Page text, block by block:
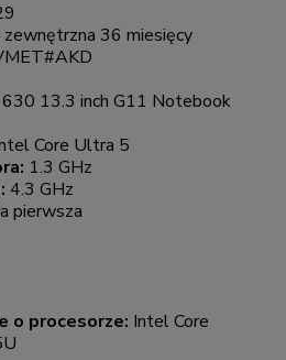
zewnętrzna 36 miesięcy
13.3 inch G11 Notebook
Core Ultra 5
1.3 GHz
4.3 GHz
pierwsza
o procesorze: Intel Core